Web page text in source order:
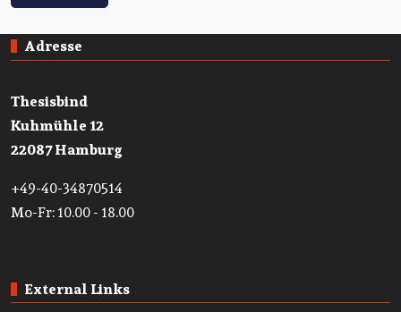
Adresse
Thesisbind
Kuhmühle 12
22087 Hamburg
+49-40-34870514
Mo-Fr: 10.00 - 18.00
External Links